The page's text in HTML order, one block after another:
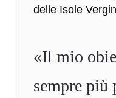
delle Isole
«Il mio
sempre più